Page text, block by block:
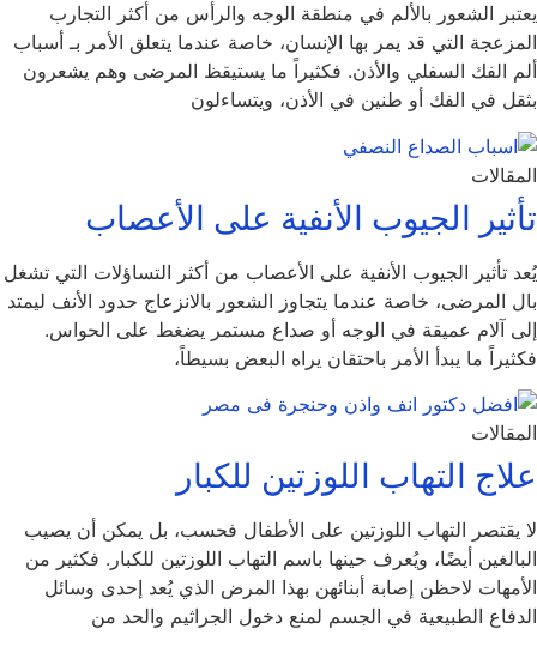
يعتبر الشعور بالألم في منطقة الوجه والرأس من أكثر التجارب
المزعجة التي قد يمر بها الإنسان، خاصة عندما يتعلق الأمر بـ أسباب
ألم الفك السفلي والأذن. فكثيراً ما يستيقظ المرضى وهم يشعرون
بثقل في الفك أو طنين في الأذن، ويتساءلون
المقالات
تأثير الجيوب الأنفية على الأعصاب
يُعد تأثير الجيوب الأنفية على الأعصاب من أكثر التساؤلات التي تشغل
بال المرضى، خاصة عندما يتجاوز الشعور بالانزعاج حدود الأنف ليمتد
إلى آلام عميقة في الوجه أو صداع مستمر يضغط على الحواس.
فكثيراً ما يبدأ الأمر باحتقان يراه البعض بسيطاً،
المقالات
علاج التهاب اللوزتين للكبار
لا يقتصر التهاب اللوزتين على الأطفال فحسب، بل يمكن أن يصيب
البالغين أيضًا، ويُعرف حينها باسم التهاب اللوزتين للكبار. فكثير من
الأمهات لاحظن إصابة أبنائهن بهذا المرض الذي يُعد إحدى وسائل
الدفاع الطبيعية في الجسم لمنع دخول الجراثيم والحد من